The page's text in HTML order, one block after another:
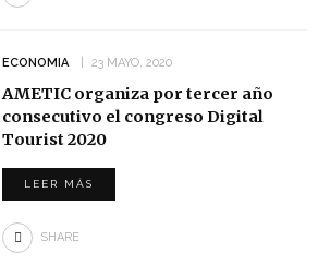
ECONOMIA 23 MAYO, 2020
AMETIC organiza por tercer año
consecutivo el congreso Digital
Tourist 2020
LEER MÁS
SHARE